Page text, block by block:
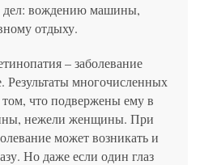
дел: вождению машины,
отдыху.
– заболевание
Результаты многочисленных
что подвержены ему в
нежели женщины. При
может возникать и
Но даже если один глаз